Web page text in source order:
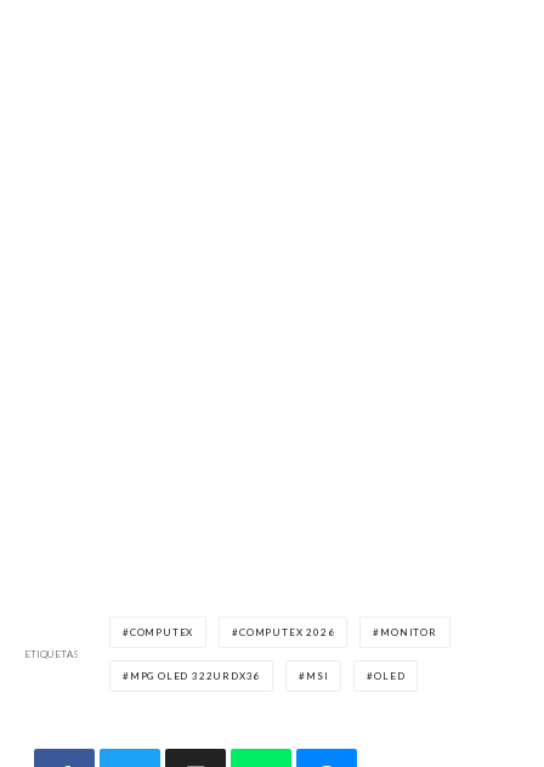
ETIQUETAS
COMPUTEX COMPUTEX 2026 MONITOR
MPG OLED 322URDX36 MSI OLED